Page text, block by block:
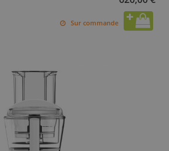
Sur commande